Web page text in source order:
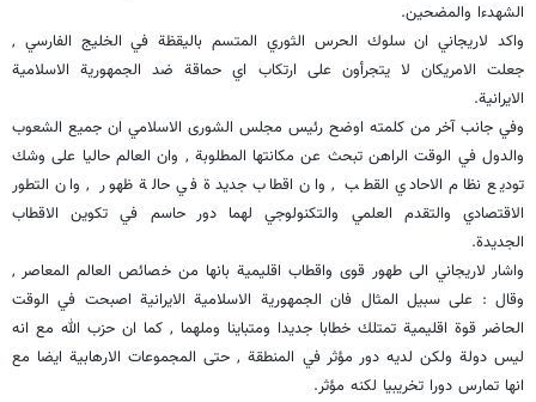
الشهدءا والمضحين.
واكد لاريجاني ان سلوك الحرس الثوري المتسم باليقظة في الخليج الفارسي ,
جعلت الامريكان لا يتجرأون على ارتكاب اي حماقة ضد الجمهورية الاسلامية
الايرانية.
وفي جانب آخر من كلمته اوضح رئيس مجلس الشورى الاسلامي ان جميع الشعوب
والدول في الوقت الراهن تبحث عن مكانتها المطلوبة , وان العالم حاليا على وشك
توديع نظام الاحادي القطب , وان اقطاب جديدة في حالة ظهور , وان التطور
الاقتصادي والتقدم العلمي والتكنولوجي لهما دور حاسم في تكوين الاقطاب
الجديدة.
واشار لاريجاني الى طهور قوى واقطاب اقليمية بانها من خصائص العالم المعاصر ,
وقال : على سبيل المثال فان الجمهورية الاسلامية الايرانية اصبحت في الوقت
الحاضر قوة اقليمية تمتلك خطابا جديدا ومتباينا وملهما , كما ان حزب الله مع انه
ليس دولة ولكن لديه دور مؤثر في المنطقة , حتى المجموعات الارهابية ايضا مع
انها تمارس دورا تخريبيا لكنه مؤثر.